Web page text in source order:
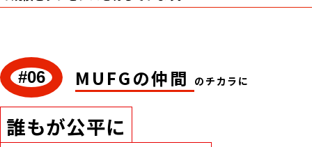
#06 MUFGの仲間 のチカラに
誰もが公平に